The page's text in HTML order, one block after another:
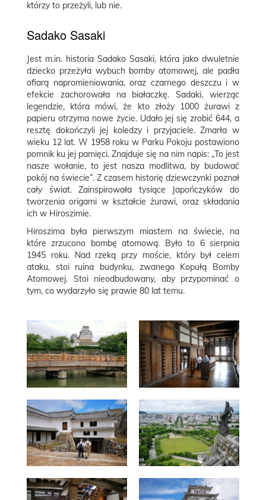
którzy to przeżyli, lub nie.
Sadako Sasaki
Jest m.in. historia Sadako Sasaki, która jako dwuletnie
dziecko przeżyła wybuch bomby atomowej, ale padła
ofiarą napromieniowania, oraz czarnego deszczu i w
efekcie zachorowała na białaczkę. Sadaki, wierząc
legendzie, która mówi, że kto złoży 1000 żurawi z
papieru otrzyma nowe życie. Udało jej się zrobić 644, a
resztę dokończyli jej koledzy i przyjaciele. Zmarła w
wieku 12 lat. W 1958 roku w Parku Pokoju postawiono
pomnik ku jej pamięci. Znajduje się na nim napis: „To jest
nasze wołanie, to jest nasza modlitwa, by budować
pokój na świecie”. Z czasem historię dziewczynki poznał
cały świat. Zainspirowała tysiące Japończyków do
tworzenia origami w kształcie żurawi, oraz składania
ich w Hiroszimie.
Hiroszima była pierwszym miastem na świecie, na
które zrzucono bombę atomową. Było to 6 sierpnia
1945 roku. Nad rzeką przy moście, który był celem
ataku, stoi ruina budynku, zwanego Kopułą Bomby
Atomowej. Stoi nieodbudowany, aby przypominać o
tym, co wydarzyło się prawie 80 lat temu.